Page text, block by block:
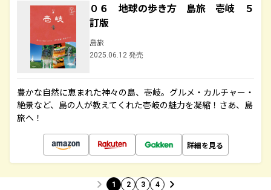
０６ 地球の歩き方 島旅 壱岐 ５
訂版
島旅
2025.06.12 発売
豊かな自然に恵まれた神々の島、壱岐。グルメ・カルチャー・
絶景など、島の人が教えてくれた壱岐の魅力を凝縮！さあ、島
旅へ！
詳細を見る
1 2 3 4